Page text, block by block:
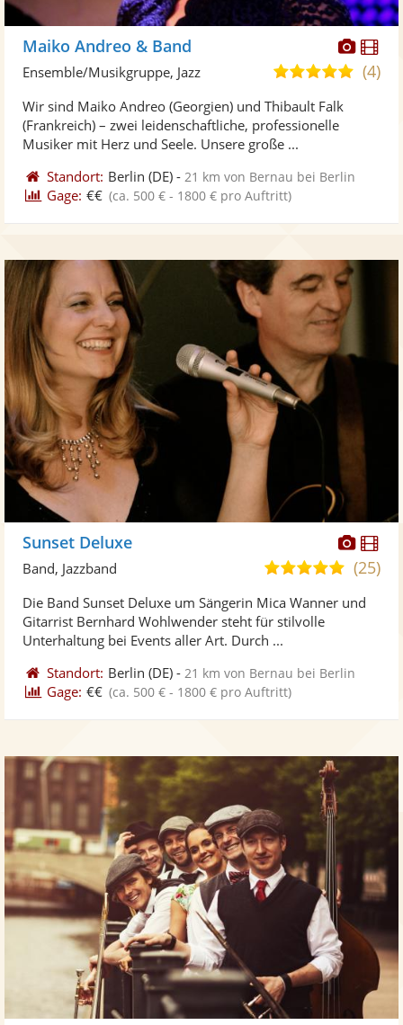
Maiko Andreo & Band
5,0(4)
Ensemble/Musikgruppe, Jazz
Wir sind Maiko Andreo (Georgien) und Thibault Falk
(Frankreich) – zwei leidenschaftliche, professionelle
Musiker mit Herz und Seele. Unsere große ...
Standort: Berlin (DE) - 21 km von Bernau bei Berlin
Gage: €€ (ca. 500 € - 1800 € pro Auftritt)
Fotos
Sunset Deluxe
5,0
5
(25)
Band, Jazzband
Die Band Sunset Deluxe um Sängerin Mica Wanner und
Gitarrist Bernhard Wohlwender steht für stilvolle
Unterhaltung bei Events aller Art. Durch ...
Standort: Berlin (DE) - 21 km von Bernau bei Berlin
Gage: €€ (ca. 500 € - 1800 € pro Auftritt)